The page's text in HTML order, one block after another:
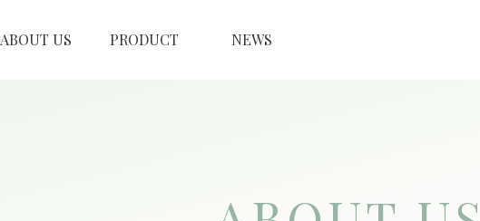
ABOUT US PRODUCT NEWS